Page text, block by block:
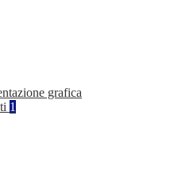
grafica
1